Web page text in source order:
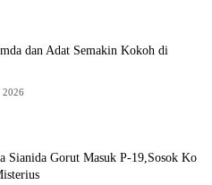
dan Adat Semakin Kokoh di
2026
Masuk P-19,Sosok Ko